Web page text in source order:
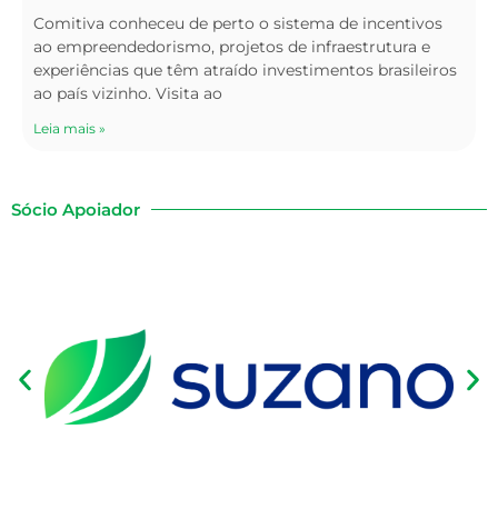
Comitiva conheceu de perto o sistema de incentivos
ao empreendedorismo, projetos de infraestrutura e
experiências que têm atraído investimentos brasileiros
ao país vizinho. Visita ao
Leia mais »
Sócio Apoiador